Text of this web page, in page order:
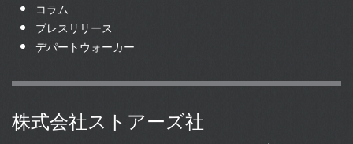
コラム
プレスリリース
デパートウォーカー
株式会社ストアーズ社